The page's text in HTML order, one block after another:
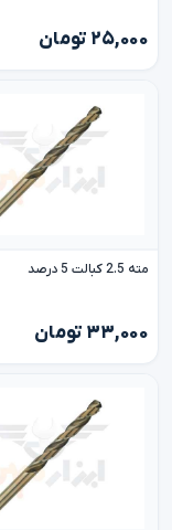
۲۵,۰۰۰ تومان
مته 2.5 کبالت 5 درصد
۳۳,۰۰۰ تومان